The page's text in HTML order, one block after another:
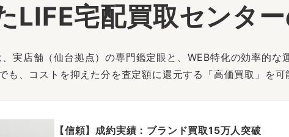
LIFE宅配買取センタ
実店舗（仙台拠点）の専門鑑定眼と、WEB特化の効率的な
も、コストを抑えた分を査定額に還元する「高価買取」を
【信頼】成約実績：ブランド買取15万人突破